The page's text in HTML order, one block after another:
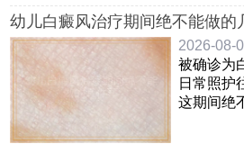
幼儿白癜风治疗期间绝不能做的
2026-08-
被确诊为
日常照护
这期间绝